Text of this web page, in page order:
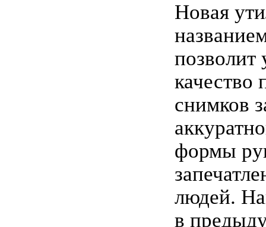
Новая
позволит
качество
снимков
формы
людей.
в